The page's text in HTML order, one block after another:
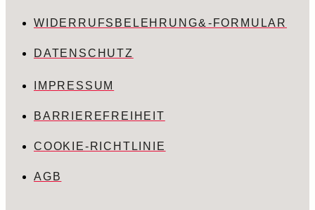
WIDERRUFSBELEHRUNG & -FORMULAR
DATENSCHUTZ
IMPRESSUM
BARRIEREFREIHEIT
COOKIE-RICHTLINIE
AGB